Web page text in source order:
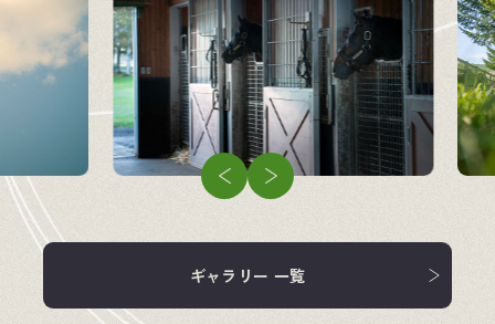
企業情報
飼料・馬具
ギャラリー 一覧